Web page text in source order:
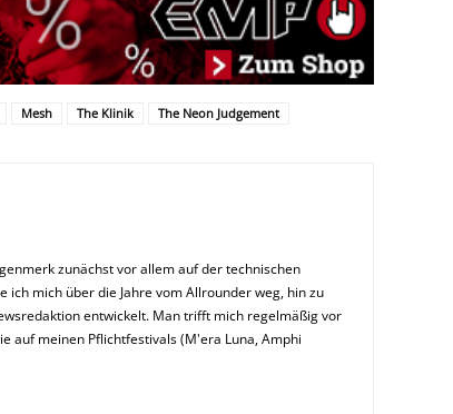
Mesh The Klinik The Neon Judgement
zunächst vor allem auf der technischen
ich mich über die Jahre vom Allrounder weg, hin zu
entwickelt. Man trifft mich regelmäßig vor
auf meinen Pflichtfestivals (M'era Luna, Amphi